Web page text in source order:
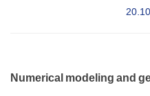
Numerical modeling and